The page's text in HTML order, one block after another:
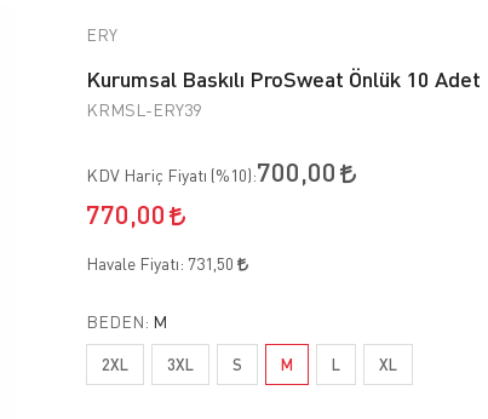
ERY
Kurumsal Baskılı ProSweat Önlük 10 Adet
KRMSL-ERY39
KDV Hariç Fiyatı (%10):700,00
770,00
Havale Fiyatı: 731,50
BEDEN: M
2XL 3XL S M L XL